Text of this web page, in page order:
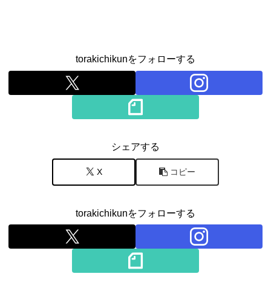
torakichikunをフォローする
シェアする
X コピー
torakichikunをフォローする